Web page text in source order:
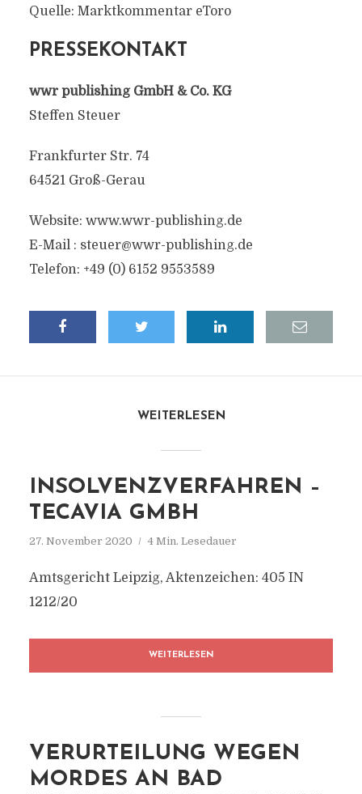
Quelle: Marktkommentar eToro
PRESSEKONTAKT
wwr publishing GmbH & Co. KG
Steffen Steuer
Frankfurter Str. 74
64521 Groß-Gerau
Website: www.wwr-publishing.de
E-Mail : steuer@wwr-publishing.de
Telefon: +49 (0) 6152 9553589
WEITERLESEN
INSOLVENZVERFAHREN –
TECAVIA GMBH
27. November 2020 4 Min. Lesedauer
Amtsgericht Leipzig, Aktenzeichen: 405 IN
1212/20
WEITERLESEN
VERURTEILUNG WEGEN
MORDES AN BAD